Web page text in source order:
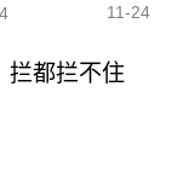
11-24
拦都拦不住